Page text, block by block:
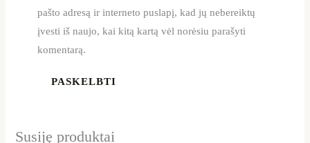
pašto adresą ir interneto puslapį, kad jų nebereiktų
įvesti iš naujo, kai kitą kartą vėl norėsiu parašyti
komentarą.
Susiję produktai